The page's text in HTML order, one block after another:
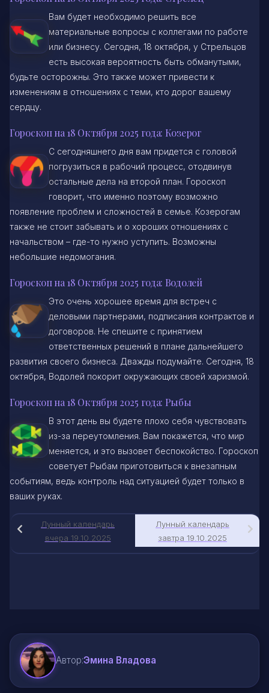
Вам будет необходимо решить все
материальные вопросы с коллегами по работе
или бизнесу. Сегодня, 18 октября, у Стрельцов
есть высокая вероятность быть обманутыми,
будьте осторожны. Это также может привести к
изменениям в отношениях с теми, кто дорог вашему
сердцу.
Гороскоп на 18 Октября 2025 года: Козерог
С сегодняшнего дня вам придется с головой
погрузиться в рабочий процесс, отодвинув
остальные дела на второй план. Гороскоп
говорит, что именно поэтому возможно
появление проблем и сложностей в семье. Козерогам
также не стоит забывать и о хороших отношениях с
начальством – где-то нужно уступить. Возможны
небольшие недомогания.
Гороскоп на 18 Октября 2025 года: Водолей
Это очень хорошее время для встреч с
деловыми партнерами, подписания контрактов и
договоров. Не спешите с принятием
ответственных решений в плане дальнейшего
развития своего бизнеса. Дважды подумайте. Сегодня, 18
октября, Водолей покорит окружающих своей харизмой.
Гороскоп на 18 Октября 2025 года: Рыбы
В этот день вы будете плохо себя чувствовать
из-за переутомления. Вам покажется, что мир
меняется, и это вызовет беспокойство. Гороскоп
советует Рыбам приготовиться к внезапным
событиям, ведь контроль над ситуацией будет только в
ваших руках.
Лунный календарь
завтра 19.10.2025
Лунный календарь
вчера 19.10.2025
Автор:Эмина Владова